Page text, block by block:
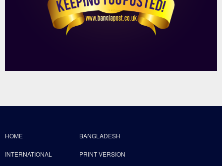
HOME BANGLADESH
INTERNATIONAL PRINT VERSION